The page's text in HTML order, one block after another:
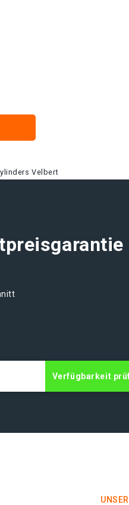
Velbert
Verfügbarkeit